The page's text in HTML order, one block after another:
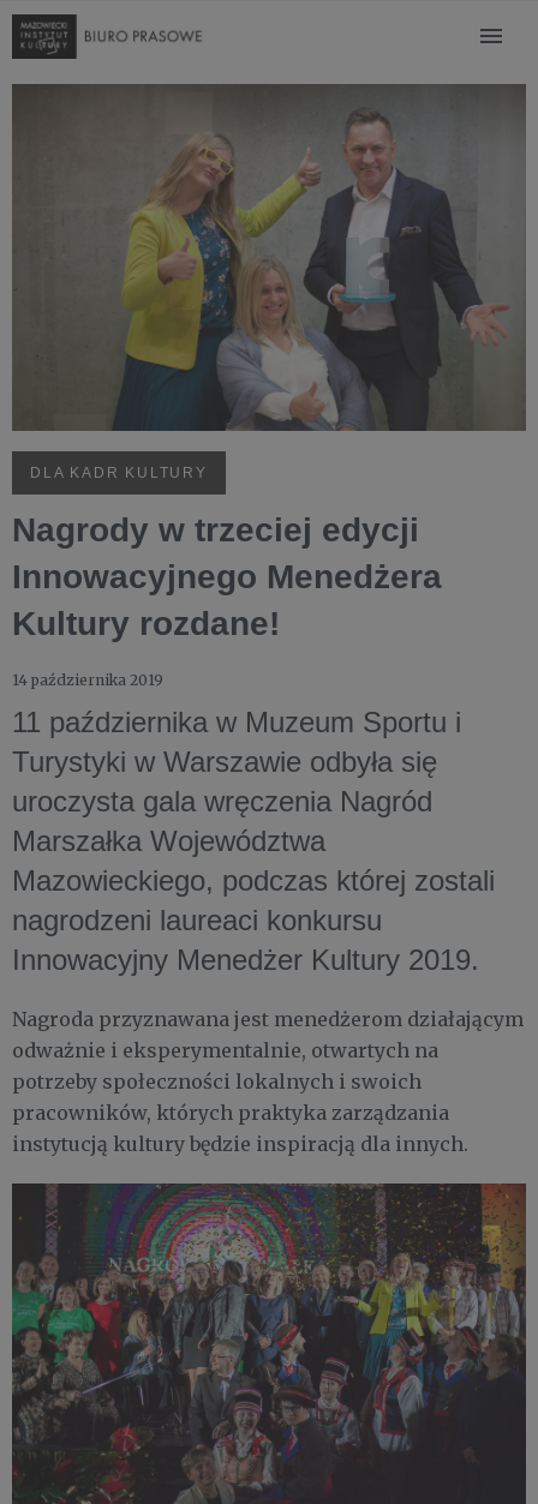
DLA KADR KULTURY
Nagrody w trzeciej edycji
Innowacyjnego Menedżera
Kultury rozdane!
14 października 2019
11 października w Muzeum Sportu i
Turystyki w Warszawie odbyła się
uroczysta gala wręczenia Nagród
Marszałka Województwa
Mazowieckiego, podczas której zostali
nagrodzeni laureaci konkursu
Innowacyjny Menedżer Kultury 2019.
Nagroda przyznawana jest menedżerom działającym
odważnie i eksperymentalnie, otwartych na
potrzeby społeczności lokalnych i swoich
pracowników, których praktyka zarządzania
instytucją kultury będzie inspiracją dla innych.